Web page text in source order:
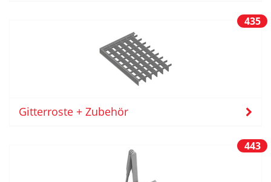
435
Gitterroste + Zubehör
443